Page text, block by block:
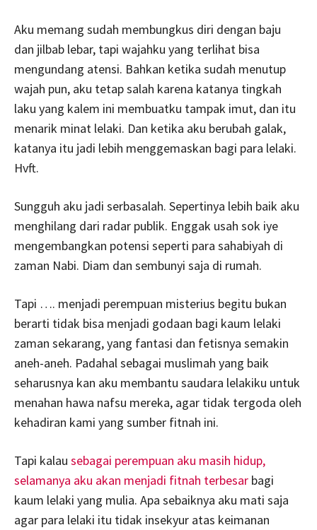
Aku memang sudah membungkus diri dengan baju
dan jilbab lebar, tapi wajahku yang terlihat bisa
mengundang atensi. Bahkan ketika sudah menutup
wajah pun, aku tetap salah karena katanya tingkah
laku yang kalem ini membuatku tampak imut, dan itu
menarik minat lelaki. Dan ketika aku berubah galak,
katanya itu jadi lebih menggemaskan bagi para lelaki.
Hvft.
Sungguh aku jadi serbasalah. Sepertinya lebih baik aku
menghilang dari radar publik. Enggak usah sok iye
mengembangkan potensi seperti para sahabiyah di
zaman Nabi. Diam dan sembunyi saja di rumah.
Tapi …. menjadi perempuan misterius begitu bukan
berarti tidak bisa menjadi godaan bagi kaum lelaki
zaman sekarang, yang fantasi dan fetisnya semakin
aneh-aneh. Padahal sebagai muslimah yang baik
seharusnya kan aku membantu saudara lelakiku untuk
menahan hawa nafsu mereka, agar tidak tergoda oleh
kehadiran kami yang sumber fitnah ini.
Tapi kalau sebagai perempuan aku masih hidup,
selamanya aku akan menjadi fitnah terbesar bagi
kaum lelaki yang mulia. Apa sebaiknya aku mati saja
agar para lelaki itu tidak insekyur atas keimanan